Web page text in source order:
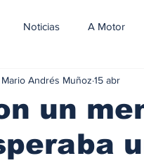
Noticias A Motor
un
Mario Andrés Muñoz 15 abr